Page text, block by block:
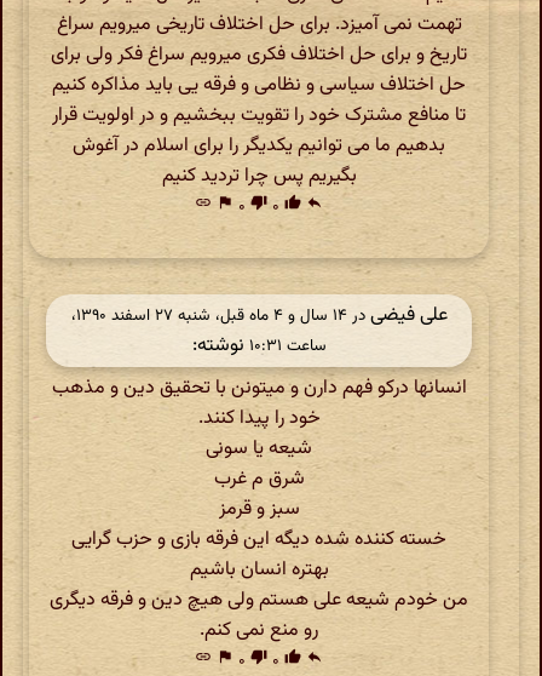
تهمت نمی آمیزد. برای حل اختلاف تاریخی میرویم سراغ
تاریخ و برای حل اختلاف فکری میرویم سراغ فکر ولی برای
حل اختلاف سیاسی و نظامی و فرقه یی باید مذاکره کنیم
تا منافع مشترک خود را تقویت ببخشیم و در اولویت قرار
بدهیم ما می توانیم یکدیگر را برای اسلام در آغوش
بگیریم پس چرا تردید کنیم
reply
thumb_up ۰ thumb_down ۰ flag
link
علی فیضی
در ‫۱۴ سال و ۴ ماه قبل، شنبه ۲۷ اسفند ۱۳۹۰،
ساعت ۱۰:۳۱
نوشته:
انسانها درکو فهم دارن و میتونن با تحقیق دین و مذهب
خود را پیدا کنند.
شیعه یا سونی
شرق م غرب
سبز و قرمز
خسته کننده شده دیگه این فرقه بازی و حزب گرایی
بهتره انسان باشیم
من خودم شیعه علی هستم ولی هیچ دین و فرقه دیگری
رو منع نمی کنم.
reply
thumb_up ۰ thumb_down ۰ flag
link